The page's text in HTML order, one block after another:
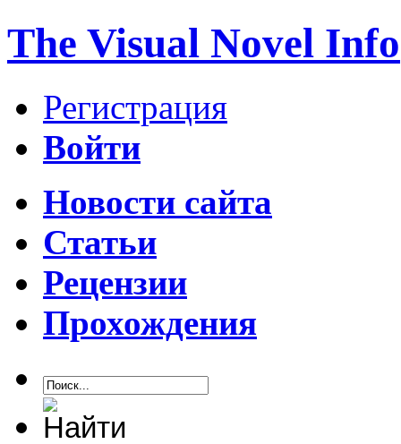
The Visual Novel Info
Регистрация
Войти
Новости сайта
Статьи
Рецензии
Прохождения